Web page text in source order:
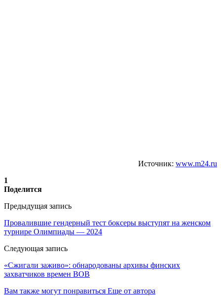
Источник: www.m24.ru
1
Поделится
Предыдущая запись
Провалившие гендерный тест боксеры выступят на женском
турнире Олимпиады — 2024
Следующая запись
«Сжигали заживо»: обнародованы архивы финских
захватчиков времен ВОВ
Вам также могут понравиться Еще от автора